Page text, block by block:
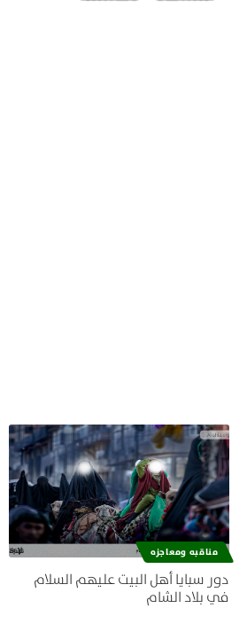
مناقبه ومعاجزه
دور سبايا أهل البيت عليهم السلام
في بلاد الشام